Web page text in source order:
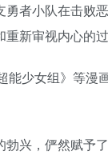
者小队在击败
新审视内心的过
少女组》等漫
兴，俨然赋予